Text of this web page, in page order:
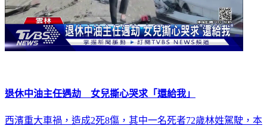
退休中油主任遇劫 女兒撕心哭求「還給我」
西濱重大車禍，造成2死8傷，其中一名死者72歲林姓駕駛，本